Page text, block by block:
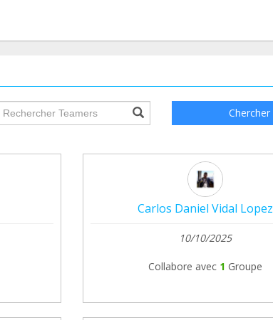
groupProfile.searchForm.search.text??? Chercher
Carlos Daniel Vidal Lopez
10/10/2025
Collabore avec 1 Groupe